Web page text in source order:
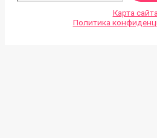
Карта
Политика